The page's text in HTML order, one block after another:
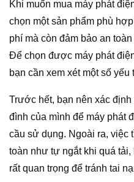
Khi muốn mua máy phát
chọn một sản phẩm phù
phí mà còn đảm bảo an
Để chọn được máy phát
bạn cần xem xét một số yếu
Trước hết, bạn nên xác
đình của mình để máy phát
cầu sử dụng. Ngoài ra, việc
toàn như tự ngắt khi quá
rất quan trọng để tránh tai